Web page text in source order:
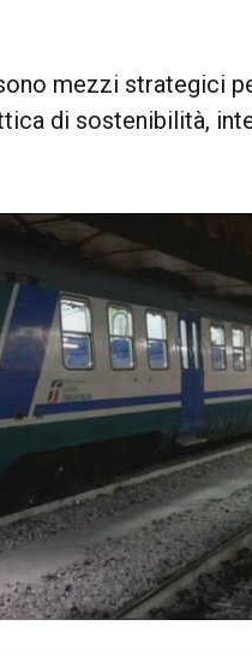
mezzi strategici
di sostenibilità,